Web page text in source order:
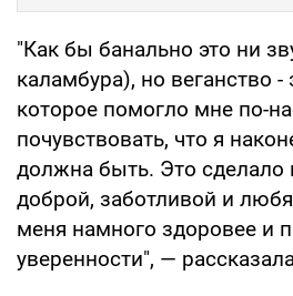
"Как бы банально это ни
каламбура), но веганство -
которое помогло мне по-
почувствовать, что я
должна быть. Это сделало
доброй, заботливой и
меня намного здоровее и
уверенности", —